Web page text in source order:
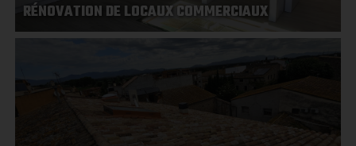
RÉNOVATION DE LOCAUX COMMERCIAUX